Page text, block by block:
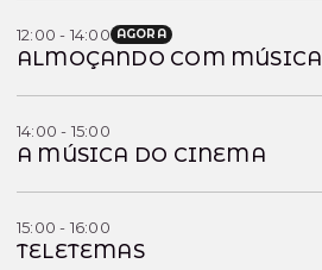
12:00 - 14:00 AGORA
ALMOÇANDO COM MÚSICA
14:00 - 15:00
A MÚSICA DO CINEMA
15:00 - 16:00
TELETEMAS